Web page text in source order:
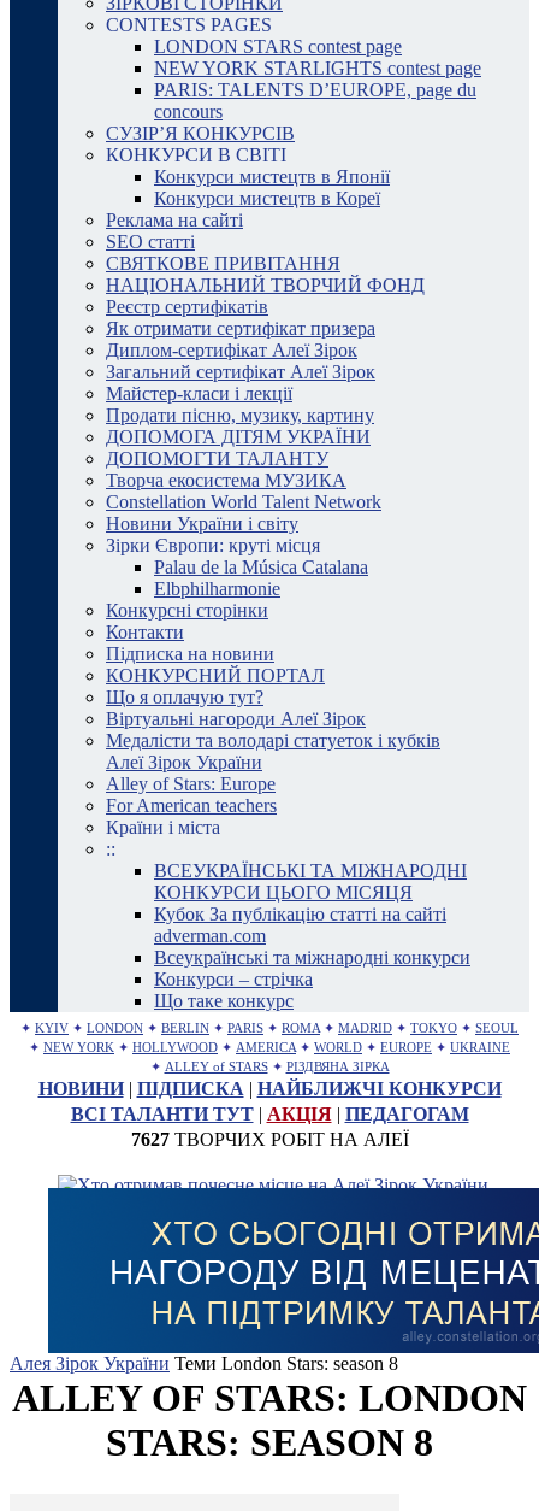
CONTESTS PAGES
LONDON STARS contest page
NEW YORK STARLIGHTS contest page
PARIS: TALENTS D’EUROPE, page du
concours
СУЗІР’Я КОНКУРСІВ
КОНКУРСИ В СВІТІ
Конкурси мистецтв в Японії
Конкурси мистецтв в Кореї
Реклама на сайті
SEO статті
СВЯТКОВЕ ПРИВІТАННЯ
НАЦІОНАЛЬНИЙ ТВОРЧИЙ ФОНД
Реєстр сертифікатів
Як отримати сертифікат призера
Диплом-сертифікат Алеї Зірок
Загальний сертифікат Алеї Зірок
Майстер-класи і лекції
Продати пісню, музику, картину
ДОПОМОГА ДІТЯМ УКРАЇНИ
ДОПОМОГТИ ТАЛАНТУ
Творча екосистема МУЗИКА
Constellation World Talent Network
Новини України і світу
Зірки Європи: круті місця
Palau de la Música Catalana
Elbphilharmonie
Конкурсні сторінки
Контакти
Підписка на новини
КОНКУРСНИЙ ПОРТАЛ
Що я оплачую тут?
Віртуальні нагороди Алеї Зірок
Медалісти та володарі статуеток і кубків
Алеї Зірок України
Alley of Stars: Europe
For American teachers
Країни і міста
::
ВСЕУКРАЇНСЬКІ ТА МІЖНАРОДНІ
КОНКУРСИ ЦЬОГО МІСЯЦЯ
Кубок За публікацію статті на сайті
adverman.com
Всеукраїнські та міжнародні конкурси
Конкурси – стрічка
Що таке конкурс
✦ KYIV ✦ LONDON ✦ BERLIN ✦ PARIS ✦ ROMA ✦ MADRID ✦ TOKYO ✦ SEOUL
✦ NEW YORK ✦ HOLLYWOOD ✦ AMERICA ✦ WORLD ✦ EUROPE ✦ UKRAINE
✦ ALLEY of STARS ✦ РІЗДВЯНА ЗІРКА
НОВИНИ| ПІДПИСКА | НАЙБЛИЖЧІ КОНКУРСИ
ВСІ ТАЛАНТИ ТУТ| АКЦІЯ| ПЕДАГОГАМ
7627ТВОРЧИХ РОБІТ НА АЛЕЇ
Алея Зірок України Теми London Stars: season 8
ALLEY OF STARS: LONDON
STARS: SEASON 8